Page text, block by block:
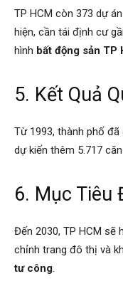
TP HCM còn 373 dự
hiện, cần tái định cư
hình bất động sản TP
5. Kết Quả
Từ 1993, thành phố đã
dự kiến thêm 5.717
6. Mục Tiêu
Đến 2030, TP HCM sẽ
chỉnh trang đô thị và
tư công.